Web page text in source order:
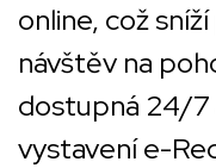
online, což
návštěv na
dostupná 24/7
vystavení e-